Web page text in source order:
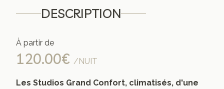
DESCRIPTION
À partir de
120.00€ /NUIT
Les Studios Grand Confort, climatisés, d'une